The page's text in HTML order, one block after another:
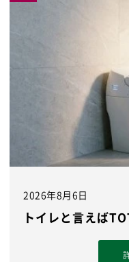
2026年8月6日
トイレと言えば